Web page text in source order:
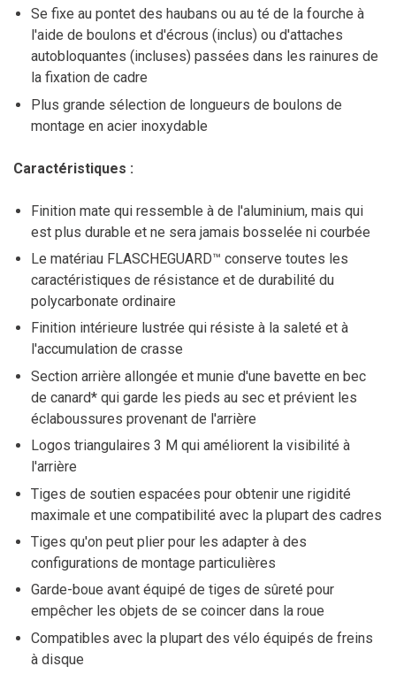
Se fixe au pontet des haubans ou au té de la fourche à
l'aide de boulons et d'écrous (inclus) ou d'attaches
autobloquantes (incluses) passées dans les rainures de
la fixation de cadre
Plus grande sélection de longueurs de boulons de
montage en acier inoxydable
Caractéristiques :
Finition mate qui ressemble à de l'aluminium, mais qui
est plus durable et ne sera jamais bosselée ni courbée
Le matériau FLASCHEGUARD™ conserve toutes les
caractéristiques de résistance et de durabilité du
polycarbonate ordinaire
Finition intérieure lustrée qui résiste à la saleté et à
l'accumulation de crasse
Section arrière allongée et munie d'une bavette en bec
de canard* qui garde les pieds au sec et prévient les
éclaboussures provenant de l'arrière
Logos triangulaires 3 M qui améliorent la visibilité à
l'arrière
Tiges de soutien espacées pour obtenir une rigidité
maximale et une compatibilité avec la plupart des cadres
Tiges qu'on peut plier pour les adapter à des
configurations de montage particulières
Garde-boue avant équipé de tiges de sûreté pour
empêcher les objets de se coincer dans la roue
Compatibles avec la plupart des vélo équipés de freins
à disque